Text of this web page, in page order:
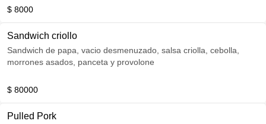
$ 8000
Sandwich criollo
Sandwich de papa, vacio desmenuzado, salsa criolla, cebolla,
morrones asados, panceta y provolone
$ 80000
Pulled Pork